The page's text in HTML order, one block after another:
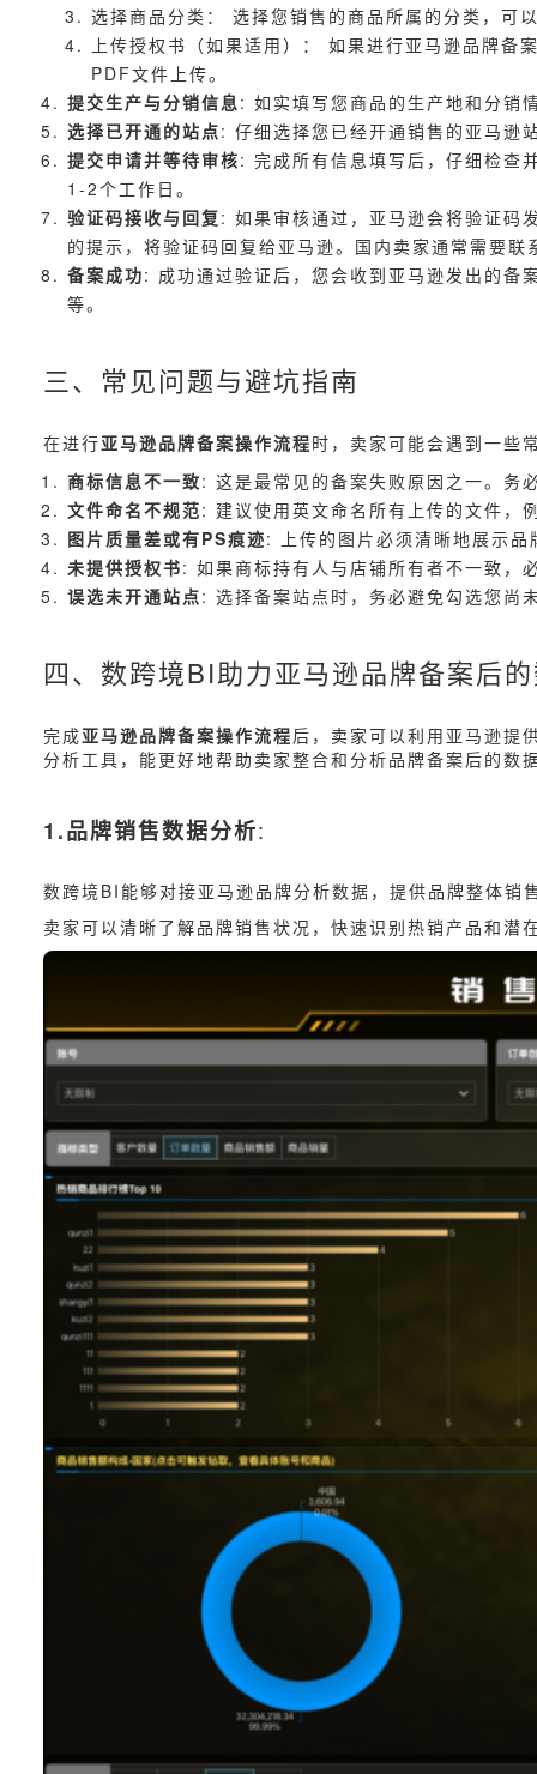
选择商品分类： 选择您销售的商品所属的分类，可
上传授权书（如果适用）： 如果进行亚马逊品牌
PDF文件上传。
提交生产与分销信息: 如实填写您商品的生产地和分销
选择已开通的站点: 仔细选择您已经开通销售的亚马逊
提交申请并等待审核: 完成所有信息填写后，仔细检查
1-2个工作日。
验证码接收与回复: 如果审核通过，亚马逊会将验证码
的提示，将验证码回复给亚马逊。国内卖家通常需要
备案成功: 成功通过验证后，您会收到亚马逊发出的备
等。
三、常见问题与避坑指南
在进行亚马逊品牌备案操作流程时，卖家可能会遇到一些
商标信息不一致: 这是最常见的备案失败原因之一。务
文件命名不规范: 建议使用英文命名所有上传的文件
图片质量差或有PS痕迹: 上传的图片必须清晰地展示
未提供授权书: 如果商标持有人与店铺所有者不一致，
误选未开通站点: 选择备案站点时，务必避免勾选您尚
四、数跨境BI助力亚马逊品牌备案后
完成亚马逊品牌备案操作流程后，卖家可以利用亚马逊提
分析工具，能更好地帮助卖家整合和分析品牌备案后的数
1.品牌销售数据分析:
数跨境BI能够对接亚马逊品牌分析数据，提供品牌整体
卖家可以清晰了解品牌销售状况，快速识别热销产品和潜